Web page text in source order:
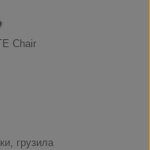
Chair
грузила